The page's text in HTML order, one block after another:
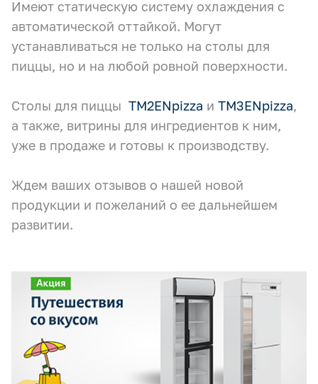
Имеют статическую систему охлаждения с
автоматической оттайкой. Могут
устанавливаться не только на столы для
пиццы, но и на любой ровной поверхности.
Столы для пиццы TM2ENpizza и TM3ENpizza,
а также, витрины для ингредиентов к ним,
уже в продаже и готовы к производству.
Ждем ваших отзывов о нашей новой
продукции и пожеланий о ее дальнейшем
развитии.